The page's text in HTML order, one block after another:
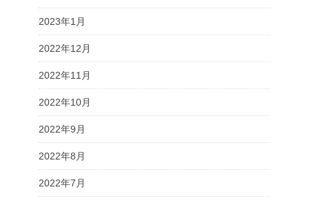
2023年1月
2022年12月
2022年11月
2022年10月
2022年9月
2022年8月
2022年7月